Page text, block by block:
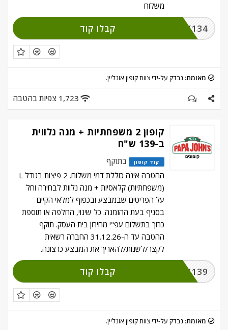
משלוח
CLICK134 קבלו קוד
מאומת: נבדק על-ידי צוות קופון אונליין.
1,723 צפיות בהטבה
קופון 2 משפחתיות + מנה נלווית
ב-139 ש"ח
קוד קופון
בתוקף
ההטבה אינה כוללת דמי משלוח. 2 פיצות בגודל L
(משפחתיות) קלאסיות + מנה נלוות לבחירה וחל
על הפריטים שבמבצע ובכפוף למלאי הקיים
בסניף בעת ההזמנה. כל שינוי, החלפה או תוספת
כרוך בתשלום עפ"י מחירון בית העסק. תוקף
ההטבה עד ה-31.12.26 החברה רשאית
לקצר/לשנות/להאריך את המבצע כרצונה.
CLICK139 קבלו קוד
מאומת: נבדק על-ידי צוות קופון אונליין.